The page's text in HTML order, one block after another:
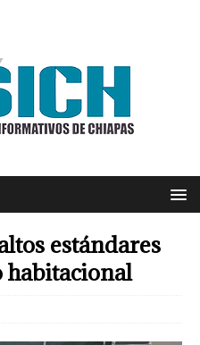
estándares
habitacional